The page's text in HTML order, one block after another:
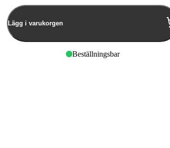
Lägg i varukorgen
Beställningsbar